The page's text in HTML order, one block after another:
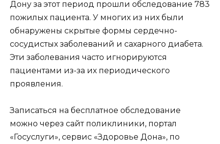
Дону за этот период прошли обследование 783
пожилых пациента. У многих из них были
обнаружены скрытые формы сердечно-
сосудистых заболеваний и сахарного диабета.
Эти заболевания часто игнорируются
пациентами из-за их периодического
проявления.
Записаться на бесплатное обследование
можно через сайт поликлиники, портал
«Госуслуги», сервис «Здоровье Дона», по